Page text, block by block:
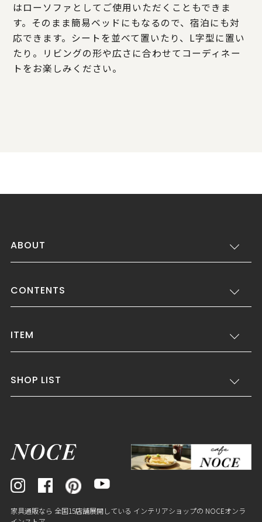
はローソファとしてご使用いただくこともできま
す。そのまま簡易ベッドにもなるので、宿泊にも対
応できます。シートを並べて置いたり、L字型に置い
たり。リビングの形や広さに合わせてコーディネー
トをお楽しみください。
ABOUT
CONTENTS
ITEM
SHOP LIST
家具通販なら 全国15店舗展開している インテリアショップの NOCEオンラ